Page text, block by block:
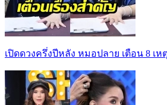
เปิดดวงครึ่งปีหลัง หมอปลาย เตือน 8 เ